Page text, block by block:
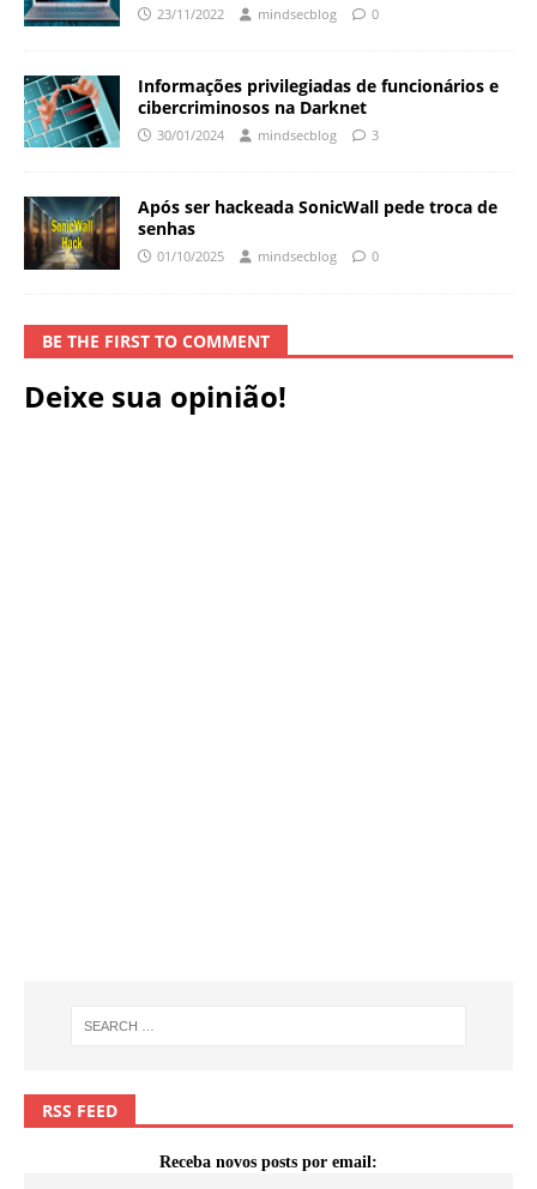
23/11/2022 mindsecblog 0
Informações privilegiadas de funcionários e
cibercriminosos na Darknet
30/01/2024 mindsecblog 3
Após ser hackeada SonicWall pede troca de
senhas
01/10/2025 mindsecblog 0
BE THE FIRST TO COMMENT
Deixe sua opinião!
RSS FEED
Receba novos posts por email: